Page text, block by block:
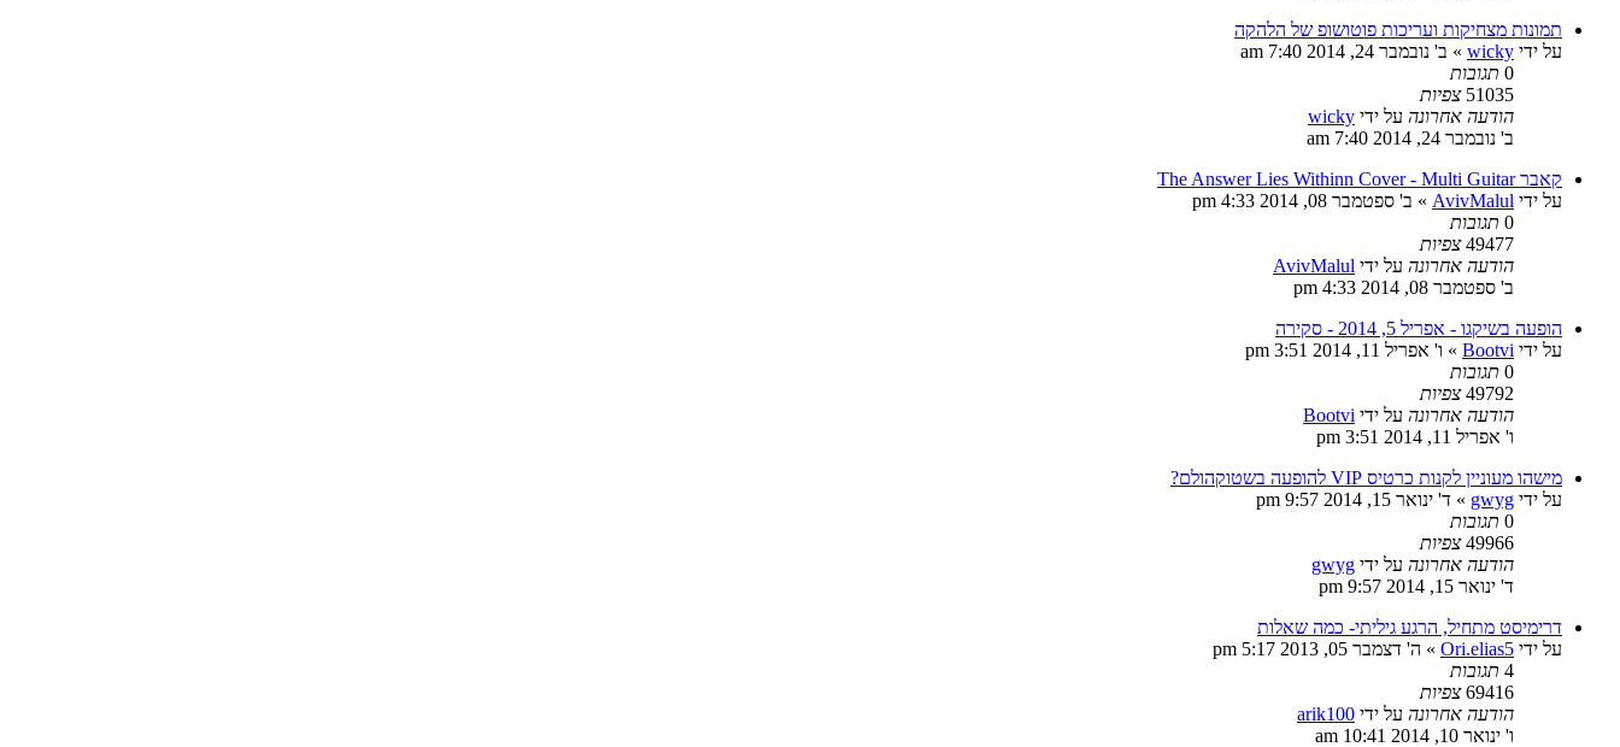
תמונות מצחיקות ועריכות פוטושופ של הלהקה
על ידי wicky
» ב' נובמבר 24, 2014 7:40 am
0 תגובות
51035 צפיות
הודעה אחרונה על ידי wicky
ב' נובמבר 24, 2014 7:40 am
קאבר The Answer Lies Withinn Cover - Multi Guitar
על ידי AvivMalul
» ב' ספטמבר 08, 2014 4:33 pm
0 תגובות
49477 צפיות
הודעה אחרונה על ידי AvivMalul
ב' ספטמבר 08, 2014 4:33 pm
הופעה בשיקגו - אפריל 5, 2014 - סקירה
על ידי Bootvi
» ו' אפריל 11, 2014 3:51 pm
0 תגובות
49792 צפיות
הודעה אחרונה על ידי Bootvi
ו' אפריל 11, 2014 3:51 pm
מישהו מעוניין לקנות כרטיס VIP להופעה בשטוקהולם?
על ידי gwyg
» ד' ינואר 15, 2014 9:57 pm
0 תגובות
49966 צפיות
הודעה אחרונה על ידי gwyg
ד' ינואר 15, 2014 9:57 pm
דרימיסט מתחיל, הרגע גיליתי- כמה שאלות
על ידי Ori.elias5
» ה' דצמבר 05, 2013 5:17 pm
4 תגובות
69416 צפיות
הודעה אחרונה על ידי arik100
ו' ינואר 10, 2014 10:41 am